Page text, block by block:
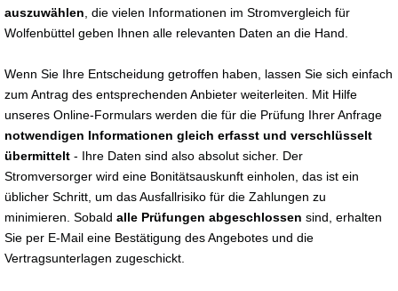
auszuwählen , die vielen Informationen im Stromvergleich für
Wolfenbüttel geben Ihnen alle relevanten Daten an die Hand.
Wenn Sie Ihre Entscheidung getroffen haben, lassen Sie sich einfach
zum Antrag des entsprechenden Anbieter weiterleiten. Mit Hilfe
unseres Online-Formulars werden die für die Prüfung Ihrer Anfrage
notwendigen Informationen gleich erfasst und verschlüsselt
übermittelt - Ihre Daten sind also absolut sicher. Der
Stromversorger wird eine Bonitätsauskunft einholen, das ist ein
üblicher Schritt, um das Ausfallrisiko für die Zahlungen zu
minimieren. Sobald alle Prüfungen abgeschlossen sind, erhalten
Sie per E-Mail eine Bestätigung des Angebotes und die
Vertragsunterlagen zugeschickt.